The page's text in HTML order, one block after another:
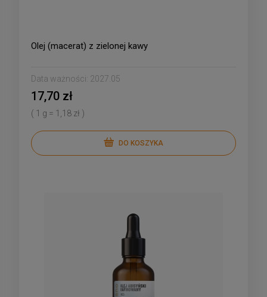
Olej (macerat) z zielonej kawy
Data ważności: 2027.05
17,70 zł
( 1 g = 1,18 zł )
DO KOSZYKA